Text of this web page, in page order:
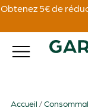
Obtenez 5€ de
Accueil /